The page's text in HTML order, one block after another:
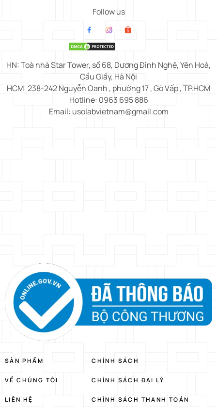
Follow us
HN: Toà nhà Star Tower, số 68, Dương Đình Nghệ, Yên Hoà,
Cầu Giấy, Hà Nội
HCM: 238-242 Nguyễn Oanh , phường 17 , Gò Vấp , TP.HCM
Hotline: 0963 695 886
Email: usolabvietnam@gmail.com
SẢN PHẨM
VỀ CHÚNG TÔI
LIÊN HỆ
CHÍNH SÁCH
CHÍNH SÁCH ĐẠI LÝ
CHÍNH SÁCH THANH TOÁN